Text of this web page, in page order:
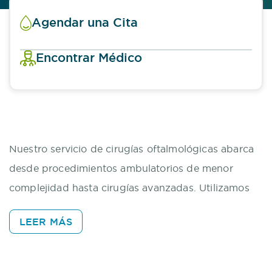
Agendar una Cita
Encontrar Médico
Nuestro servicio de cirugías oftalmológicas abarca
desde procedimientos ambulatorios de menor
complejidad hasta cirugías avanzadas. Utilizamos
las técnicas más modernas y seguras para asegurar
resultados óptimos y una rápida recuperación.
LEER MÁS